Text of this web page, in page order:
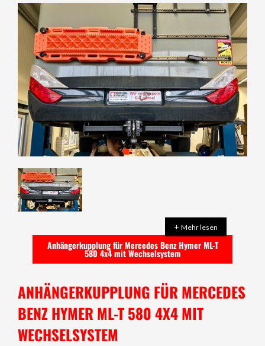
+ Mehr lesen
Anhängerkupplung für Mercedes Benz Hymer ML-T
580 4x4 mit Wechselsystem
ANHÄNGERKUPPLUNG FÜR MERCEDES
BENZ HYMER ML-T 580 4X4 MIT
WECHSELSYSTEM